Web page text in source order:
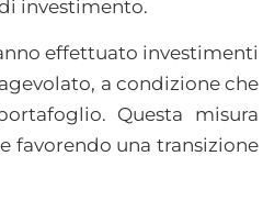
investimento.
effettuato investimenti
a condizione che
Questa misura
favorendo una transizione